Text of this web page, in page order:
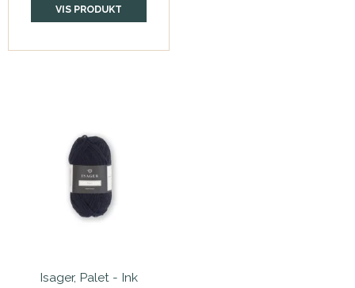
VIS PRODUKT
Isager, Palet - Ink